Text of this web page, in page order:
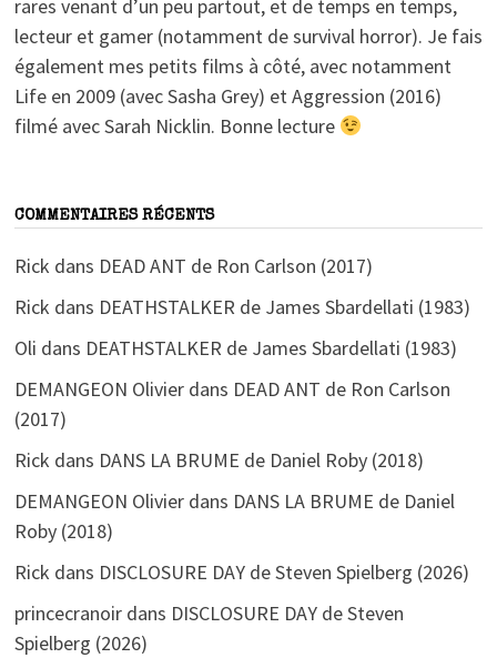
rares venant d’un peu partout, et de temps en temps,
lecteur et gamer (notamment de survival horror). Je fais
également mes petits films à côté, avec notamment
Life en 2009 (avec Sasha Grey) et Aggression (2016)
filmé avec Sarah Nicklin. Bonne lecture
COMMENTAIRES RÉCENTS
Rick dans DEAD ANT de Ron Carlson (2017)
Rick dans DEATHSTALKER de James Sbardellati (1983)
Oli dans DEATHSTALKER de James Sbardellati (1983)
DEMANGEON Olivierdans DEAD ANT de Ron Carlson
(2017)
Rick dans DANS LA BRUME de Daniel Roby (2018)
DEMANGEON Olivierdans DANS LA BRUME de Daniel
Roby (2018)
Rick dans DISCLOSURE DAY de Steven Spielberg (2026)
princecranoirdans DISCLOSURE DAY de Steven
Spielberg (2026)